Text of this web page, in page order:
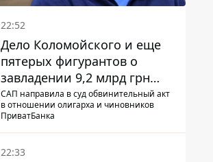
22:52
Дело Коломойского и еще
пятерых фигурантов о
завладении 9,2 млрд грн
ПриватБанка направили в
суд
САП направила в суд обвинительный акт
в отношении олигарха и чиновников
ПриватБанка
22:33